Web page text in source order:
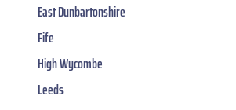
East Dunbartonshire
Fife
High Wycombe
Leeds